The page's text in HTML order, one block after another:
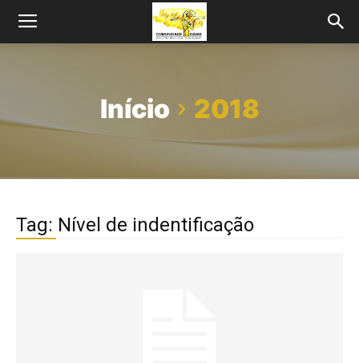
Início 2018
Tag: Nível de indentificação